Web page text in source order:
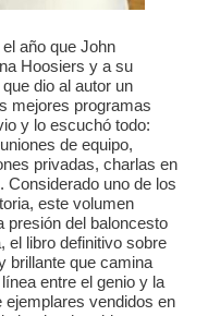
año que John
Hoosiers y a su
dio al autor un
mejores programas
y lo escuchó todo:
de equipo,
privadas, charlas en
Considerado uno de los
este volumen
presión del baloncesto
el libro definitivo sobre
brillante que camina
entre el genio y la
vendidos en